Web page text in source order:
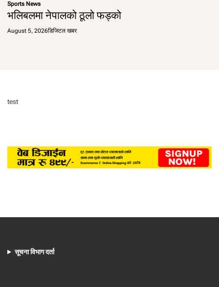
Sports News
भलिबलमा नेपालको ठूलो फड्को
August 5, 2026डिजिटल खबर
test
सूचना विभाग दर्ता